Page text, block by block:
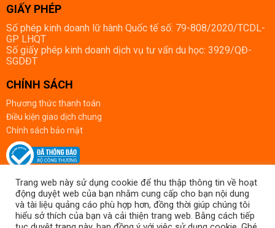
GIẤY PHÉP
Số phép kinh doanh lữ hành Quốc tế số: 79-808/2020/TCDL-
GP LHQT
Số giấy phép kinh doanh dịch vụ tư vấn du học: 3929/QĐ-
SGDĐT
CHÍNH SÁCH
Phương thức thanh toán
Điều kiện giao dịch chung
Chính sách bảo mật
Số đăng ký kinh doanh: 0314504167, do Sở Kế hoạch và Đầu tư TP. Hồ Chí
Minh cấp ngày 07/07/2017.
Giấy phép kinh doanh lữ hành Quốc tế số: 79-808/2020/TCDL-GP LHQT do
Trang web này sử dụng cookie để thu thập thông tin về hoạt
động duyệt web của bạn nhằm cung cấp cho bạn nội dung
và tài liệu quảng cáo phù hợp hơn, đồng thời giúp chúng tôi
hiểu sở thích của bạn và cải thiện trang web. Bằng cách tiếp